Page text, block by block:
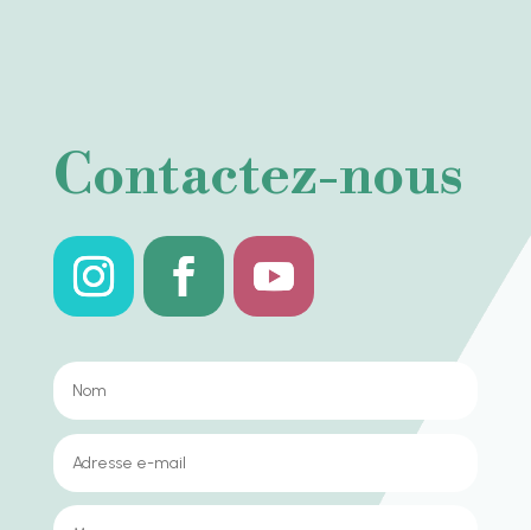
Contactez-nous